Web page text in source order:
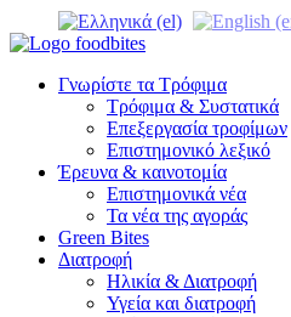
Γνωρίστε τα Τρόφιμα
Τρόφιμα & Συστατικά
Επεξεργασία τροφίμων
Επιστημονικό λεξικό
Έρευνα & καινοτομία
Επιστημονικά νέα
Τα νέα της αγοράς
Green Bites
Διατροφή
Ηλικία & Διατροφή
Υγεία και διατροφή